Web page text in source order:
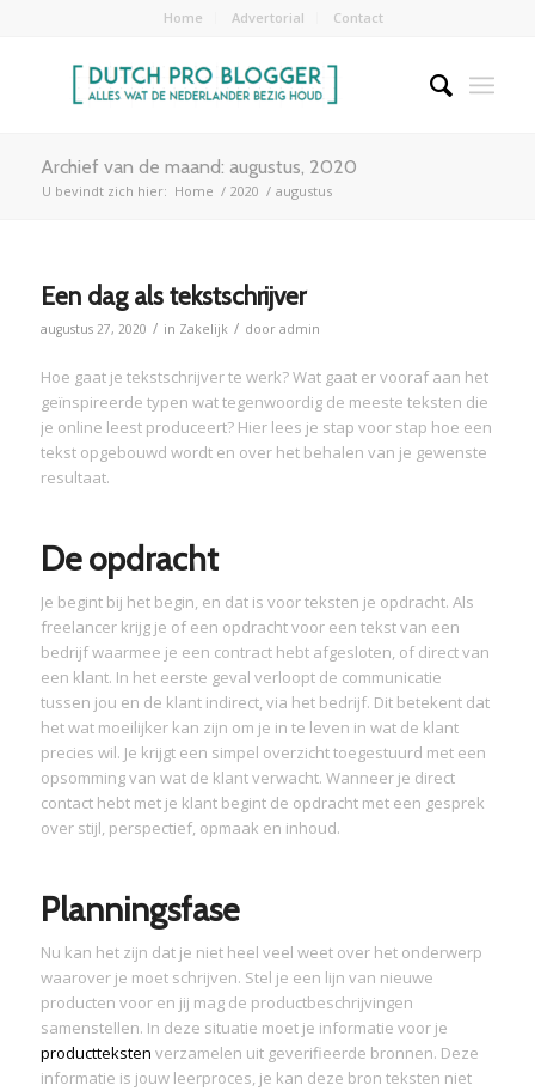
Home Advertorial Contact
Archief van de maand: augustus, 2020
U bevindt zich hier: Home / 2020 / augustus
Een dag als tekstschrijver
augustus 27, 2020 / in Zakelijk / door admin
Hoe gaat je tekstschrijver te werk? Wat gaat er vooraf aan het
geïnspireerde typen wat tegenwoordig de meeste teksten die
je online leest produceert? Hier lees je stap voor stap hoe een
tekst opgebouwd wordt en over het behalen van je gewenste
resultaat.
De opdracht
Je begint bij het begin, en dat is voor teksten je opdracht. Als
freelancer krijg je of een opdracht voor een tekst van een
bedrijf waarmee je een contract hebt afgesloten, of direct van
een klant. In het eerste geval verloopt de communicatie
tussen jou en de klant indirect, via het bedrijf. Dit betekent dat
het wat moeilijker kan zijn om je in te leven in wat de klant
precies wil. Je krijgt een simpel overzicht toegestuurd met een
opsomming van wat de klant verwacht. Wanneer je direct
contact hebt met je klant begint de opdracht met een gesprek
over stijl, perspectief, opmaak en inhoud.
Planningsfase
Nu kan het zijn dat je niet heel veel weet over het onderwerp
waarover je moet schrijven. Stel je een lijn van nieuwe
producten voor en jij mag de productbeschrijvingen
samenstellen. In deze situatie moet je informatie voor je
productteksten verzamelen uit geverifieerde bronnen. Deze
informatie is jouw leerproces, je kan deze bron teksten niet